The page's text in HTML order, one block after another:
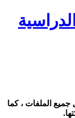
الملفات ، كما